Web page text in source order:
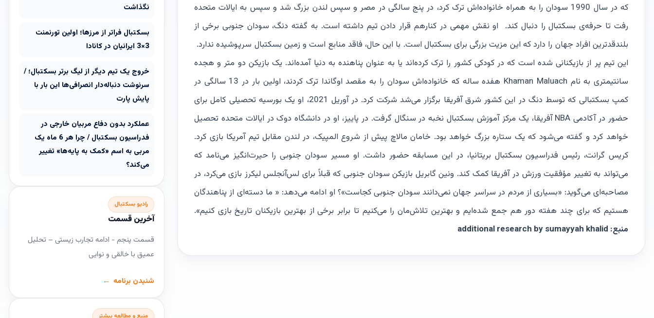
که در سال 1990 سودان را به همراه خانواده‌اش ترک کرد، در پنج سالگی در مصر و سپس لندن بزرگ شد و سپس به ایالات متحده
رفت تا حرفه‌ی بسکتبال را دنبال کند. او نقش مهمی در کنارهم قرار دادن تیم داشته است. به گفته دنگ، سودان جنوبی برخی از
بلندقدترین افراد جهان را دارد که این مزیت بزرگی برای بسکتبال است. با این حال، فاقد منابع است و زمین بسکتبال سرپوشیده ندارد.
این تیم پر از بازیکنانی شده است که در کودکی کشور را ترک کرده‌اند یا به عنوان پناهنده به دنیا آمده‌اند. یک بازیکن دو متر و هجده
سانتیمتری به نام Khaman Maluach هفده ساله که خانواده‌اش سودان را به مقصد اوگاندا ترک کردند، اولین بار در 13 سالگی در
کمپ بسکتبالی که توسط دنگ در این کشور شرق آفریقا برگزار می‌شد شرکت کرد. در آوریل 2021، او یک بورسیه تحصیلی کامل برای
حضور در آکادمی NBA آفریقا، یک مرکز آموزش بسکتبال نخبه در سنگال گرفت. در پاییز، او در دانشگاه دوک در ایالات متحده تحصیل
خواهد کرد و گفته می‌شود که یک ستاره بزرگ خواهد بود. خامان مالاچ پیش از شروع المپیک، در لندن مقابل تیم آمریکا بازی کرد.
کریس گرانت، رئیس فدراسیون بسکتبال بریتانیا، در این مسابقه حضور داشت. او مسیر سودان جنوبی را حیرت‌انگیز می‌نامد که
می‌تواند به تغییر مؤفقیت ورزش در آفریقا کمک کند. ونین گابریل بازیکن سودان جنوبی که قبلاً برای لس‌آنجلس لیکرز بازی می‌کرد، در
مصاحبه‌ای می‌گوید: «بسیاری از مردم در سراسر جهان نمی‌دانند سودان جنوبی کجاست»؟ او ادامه می‌دهد: « ما دسته‌ای از پناهندگان
هستیم که برای چند هفته دور هم جمع شده‌ایم و بهترین تلاش‌مان را می‌کنیم تا برابر برخی از بهترین بازیکنان تاریخ بازی کنیم».
منبع: additional research by sumayyah khalid
نگذاشت
بسکتبال فراتر از مرزها؛ اولین تورنمنت
3×3 ایرانیان در کانادا
خروج یک تیم دیگر از لیگ برتر بسکتبال؛ /
سرنوشت دنباله‌دار انصرافی‌ها این بار با
پایش پارت
عملکرد بدون دفاع مربیان خارجی در
فدراسیون بسکتبال / چرا هر 6 ماه یک
مربی به اسم «کمک به پایه‌ها» تغییر
می‌کند؟
رادیو بسکتبال
آخرین قسمت
قسمت پنجم - ادامه تجارب زیستی – تحلیل
عمیق با خالقی و نوایی
شنیدن برنامه
منبع و مطالعه بیشتر